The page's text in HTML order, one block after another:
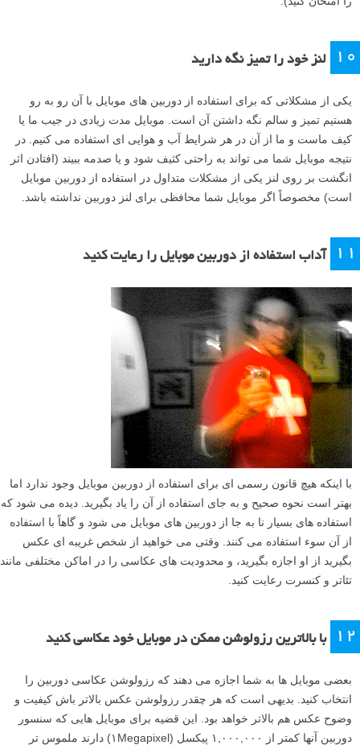
۱۰ لنز خود را تمیز نگه دارید
یکی از مشکلاتی که برای استفاده از دوربین های موبایل با آن رو به رو
هستیم تمیز و سالم نگه داشتن آن است. موبایل مدت زیادی در جیب ما یا
کیف ماست و ما از آن در هر شرایط آب و هوایی ای استفاده می کنیم. در
نتیجه موبایل شما می تواند به راحتی کثیف شود و یا صدمه ببیند (افتادن اثر
انگشت بر روی لنز یکی از مشکلات متداول در استفاده از دوربین موبایل
است) مخصوصاً اگر موبایل شما محافظی برای لنز دوربین نداشته باشد.
۱۱ آداب استفاده از دوربین موبایل را رعایت کنید
با اینکه هیچ قانون رسمی ای برای استفاده از دوربین موبایل وجود ندارد اما
بهتر است نحوه صحیح و به جای استفاده از آن را یاد بگیرید. دیده می شود که
استفاده های بسیار نا به جا از دوربین های موبایل می شود و گاهاً با استفاده
از آن سوء استفاده می کنند. وقتی می خواهید از شخص غریبه ای عکس
بگیرید از او اجازه بگیرید، و محدودیت های عکاسی را در اماکن مختلفی مانند
تئاتر و کنسرت رعایت کنید.
۱۲ با بالاترین رزولوشن ممکن در موبایل خود عکاسی کنید
بعضی موبایل ها به شما اجازه می دهند که رزولوشن عکاسی دوربین را
انتخاب کنید. بدیهی است که هر چقدر رزولوشن عکس بالاتر باش کیفیت و
وضوح عکس هم بالاتر خواهد بود. این قضیه برای موبایل هایی که سنسور
دوربین آنها کمتر از ۱,۰۰۰,۰۰۰ پیکسل (۱Megapixel) دارند ملموس تر